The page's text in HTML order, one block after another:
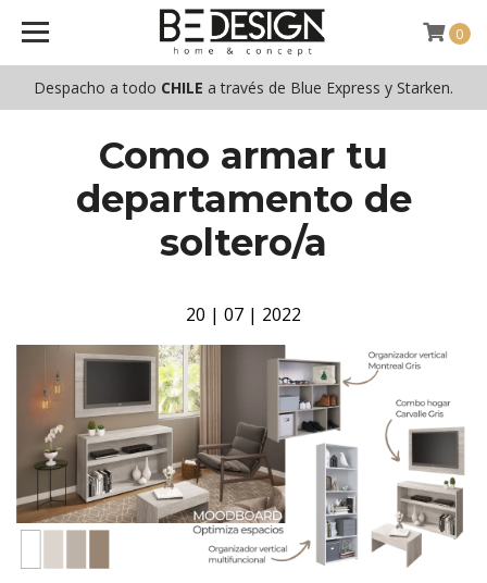
Despacho a todo CHILE a través de Blue Express y Starken.
0
Como armar tu
departamento de
soltero/a
20 | 07 | 2022